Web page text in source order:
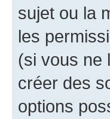
sujet ou la
les
(si vous ne
créer des
options